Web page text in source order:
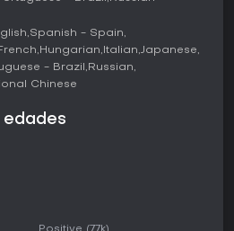
en una recreación
Francisco.
e interactiva, con actividades
el mapa. Las mecánicas de
éxito en las misiones. El sistema
como encadenar hacks para
en complejos enemigos.
jugadores resaltan cómo esto
patio de juegos, con rutas
que mantienen las partidas
Spanish - Spain
French Hungarian Italian Japanese
- Brazil
Russian
Chinese